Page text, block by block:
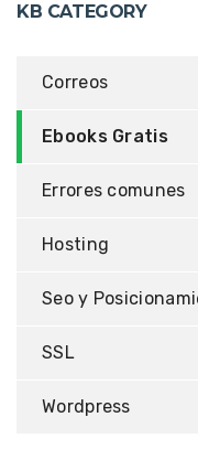
KB CATEGORY
Correos
Ebooks Gratis
Errores comunes
Hosting
Seo y
SSL
Wordpress